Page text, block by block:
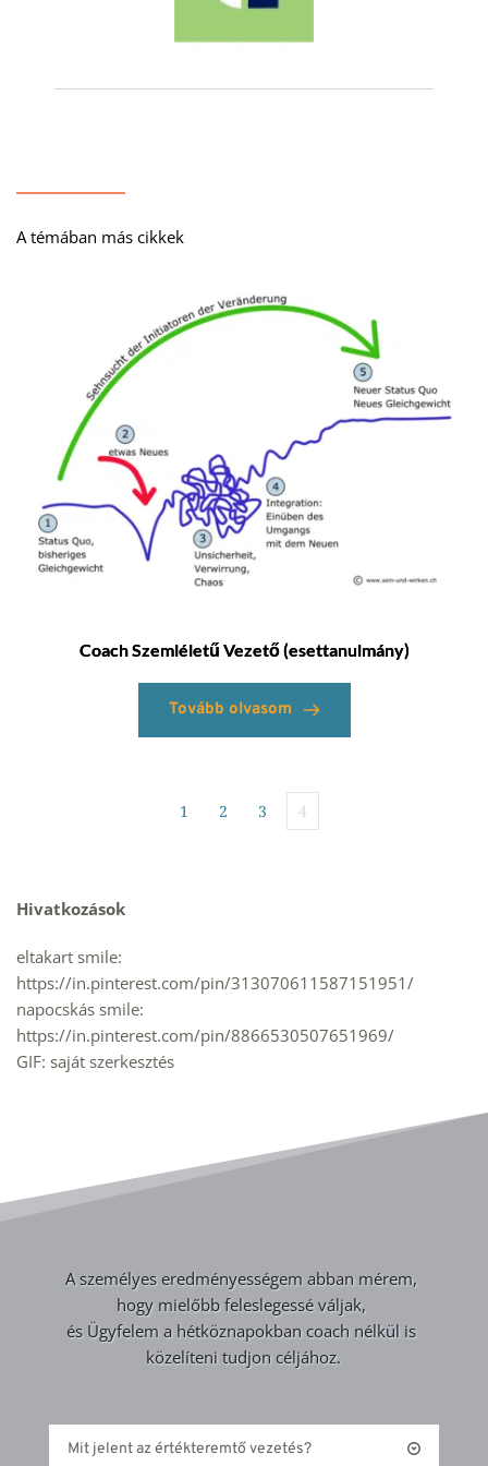
A témában más cikkek
Coach Szemléletű Vezető (esettanulmány)
Tovább olvasom
1 2 3 4
Hivatkozások
eltakart smile:
https://in.pinterest.com/pin/313070611587151951/
napocskás smile:
https://in.pinterest.com/pin/8866530507651969/
GIF: saját szerkesztés
A személyes eredményességem abban mérem,
hogy mielőbb feleslegessé váljak,
és Ügyfelem a hétköznapokban coach nélkül is
közelíteni tudjon céljához.
Mit jelent az értékteremtő vezetés?